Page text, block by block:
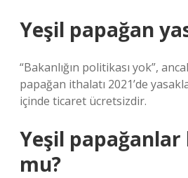
Yeşil papağan
“Bakanlığın politikası yok”,
papağan ithalatı 2021’de
içinde ticaret ücretsizdir.
Yeşil
mu?